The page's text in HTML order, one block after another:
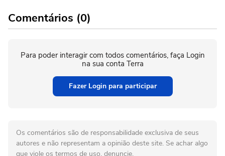
Comentários (0)
Para poder interagir com todos comentários, faça Login
na sua conta Terra
Fazer Login para participar
Os comentários são de responsabilidade exclusiva de seus
autores e não representam a opinião deste site. Se achar algo
que viole os termos de uso, denuncie.